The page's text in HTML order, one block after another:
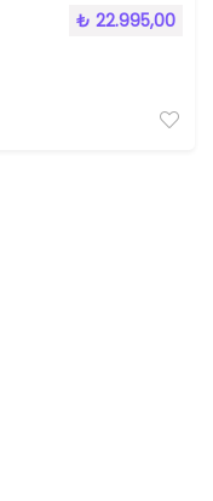
₺ 22.995,00